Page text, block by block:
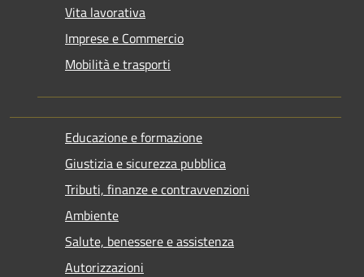
Vita lavorativa
Imprese e Commercio
Mobilità e trasporti
Educazione e formazione
Giustizia e sicurezza pubblica
Tributi, finanze e contravvenzioni
Ambiente
Salute, benessere e assistenza
Autorizzazioni